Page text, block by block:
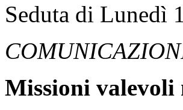
Seduta di Lunedì
Missioni valevoli